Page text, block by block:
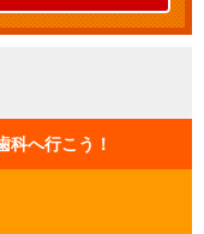
へ行こう！